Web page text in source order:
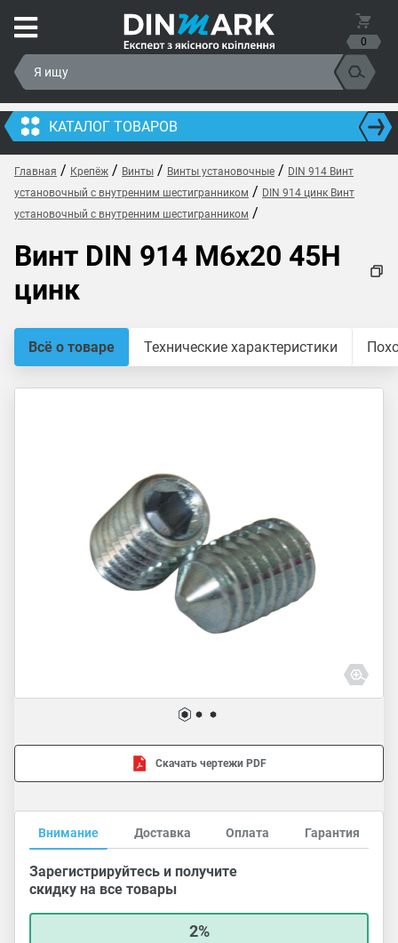
0
КАТАЛОГ ТОВАРОВ
Главная / Крепёж / Винты / Винты установочные / DIN 914 Винт
установочный с внутренним шестигранником / DIN 914 цинк Винт
установочный с внутренним шестигранником /
Винт DIN 914 M6x20 45H
цинк
Всё о товаре Технические характеристики
Скачать чертежи PDF
Внимание Доставка Оплата Гарантия
Зарегистрируйтесь и получите
скидку на все товары
2%